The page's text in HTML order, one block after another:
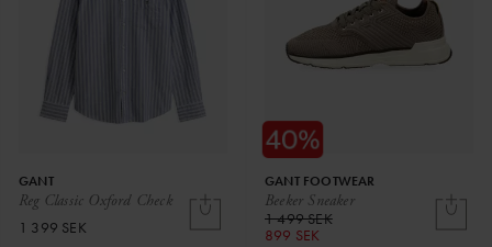
Reg Classic Oxford Check
GANT
1 399 SEK
Beeker Sneaker
GANT FOOTWEAR
1 499 SEK
899 SEK